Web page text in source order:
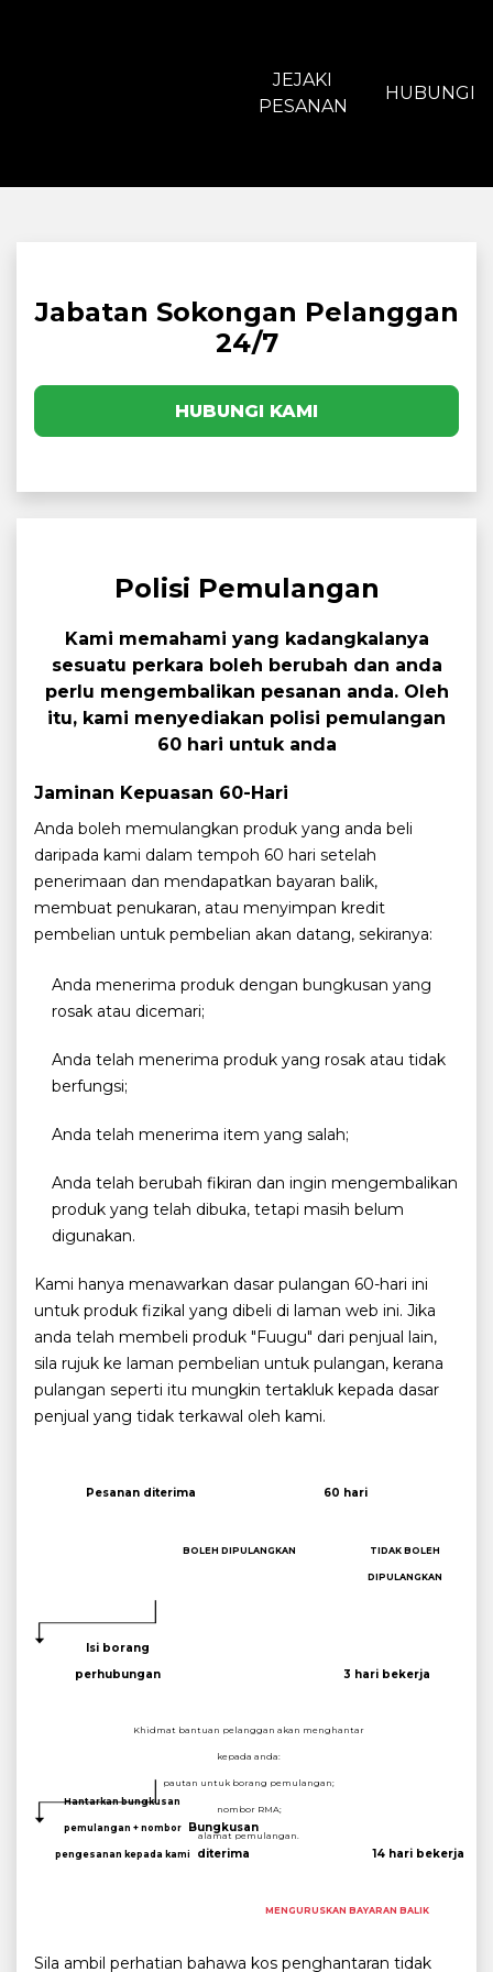
JEJAKI
PESANAN
HUBUNGI
Jabatan Sokongan Pelanggan
24/7
HUBUNGI KAMI
Polisi Pemulangan
Kami memahami yang kadangkalanya
sesuatu perkara boleh berubah dan anda
perlu mengembalikan pesanan anda. Oleh
itu, kami menyediakan polisi pemulangan
60 hari untuk anda
Jaminan Kepuasan 60-Hari
Anda boleh memulangkan produk yang anda beli
daripada kami dalam tempoh 60 hari setelah
penerimaan dan mendapatkan bayaran balik,
membuat penukaran, atau menyimpan kredit
pembelian untuk pembelian akan datang, sekiranya:
Anda menerima produk dengan bungkusan yang
rosak atau dicemari;
Anda telah menerima produk yang rosak atau tidak
berfungsi;
Anda telah menerima item yang salah;
Anda telah berubah fikiran dan ingin mengembalikan
produk yang telah dibuka, tetapi masih belum
digunakan.
Kami hanya menawarkan dasar pulangan 60-hari ini
untuk produk fizikal yang dibeli di laman web ini. Jika
anda telah membeli produk "Fuugu" dari penjual lain,
sila rujuk ke laman pembelian untuk pulangan, kerana
pulangan seperti itu mungkin tertakluk kepada dasar
penjual yang tidak terkawal oleh kami.
Pesanan diterima 60 hari
BOLEH DIPULANGKAN TIDAK BOLEH
DIPULANGKAN
Isi borang
perhubungan
3 hari bekerja
Khidmat bantuan pelanggan akan menghantar
kepada anda:
pautan untuk borang pemulangan;
nombor RMA;
alamat pemulangan.
Hantarkan bungkusan
pemulangan + nombor
pengesanan kepada kami
Bungkusan
diterima
14 hari bekerja
MENGURUSKAN BAYARAN BALIK
Sila ambil perhatian bahawa kos penghantaran tidak